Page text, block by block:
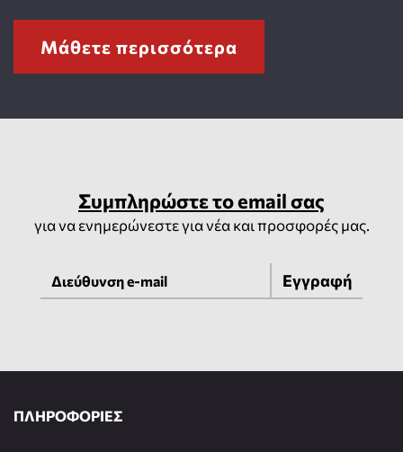
Μάθετε περισσότερα
Συμπληρώστε το email σας
για να ενημερώνεστε για νέα και προσφορές μας.
Εγγραφή
ΠΛΗΡΟΦΟΡΙΕΣ